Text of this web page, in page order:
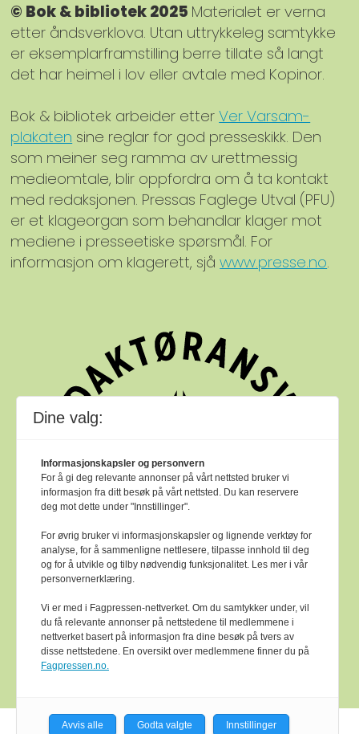
© Bok & bibliotek 2025 Materialet er verna
etter åndsverklova. Utan uttrykkeleg samtykke
er eksemplarframstilling berre tillate så langt
det har heimel i lov eller avtale med Kopinor.
Bok & bibliotek arbeider etterVer Varsam-
plakatensine reglar for god presseskikk. Den
som meiner seg ramma av urettmessig
medieomtale, blir oppfordra om å ta kontakt
med redaksjonen. Pressas Faglege Utval (PFU)
er et klageorgan som behandlar klager mot
mediene i presseetiske spørsmål. For
informasjon om klagerett, sjåwww.presse.no.
Bok & bibliotek arbeider etterVer Varsam -
plakatensine reglar for god presseskikk.
Dine valg:
Informasjonskapsler og personvern
For å gi deg relevante annonser på vårt nettsted bruker vi
informasjon fra ditt besøk på vårt nettsted. Du kan reservere
deg mot dette under "Innstillinger".
For øvrig bruker vi informasjonskapsler og lignende verktøy for
analyse, for å sammenligne nettlesere, tilpasse innhold til deg
og for å utvikle og tilby nødvendig funksjonalitet. Les mer i vår
personvernerklæring.
Vi er med i Fagpressen-nettverket. Om du samtykker under, vil
du få relevante annonser på nettstedene til medlemmene i
nettverket basert på informasjon fra dine besøk på tvers av
disse nettstedene. En oversikt over medlemmene finner du på
Fagpressen.no.
Avvis alle Godta valgte Innstillinger